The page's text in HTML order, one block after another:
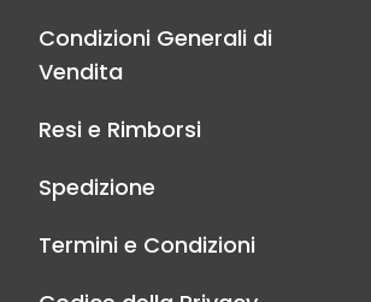
Condizioni Generali di
Vendita
Resi e Rimborsi
Spedizione
Termini e Condizioni